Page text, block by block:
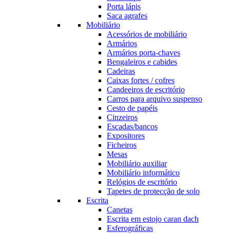
Porta lápis
Saca agrafes
Mobiliário
Acessórios de mobiliário
Armários
Armários porta-chaves
Bengaleiros e cabides
Cadeiras
Caixas fortes / cofres
Candeeiros de escritório
Carros para arquivo suspenso
Cesto de papéis
Cinzeiros
Escadas/bancos
Expositores
Ficheiros
Mesas
Mobiliário auxiliar
Mobiliário informático
Relógios de escritório
Tapetes de protecção de solo
Escrita
Canetas
Escrita em estojo caran dach
Esferográficas